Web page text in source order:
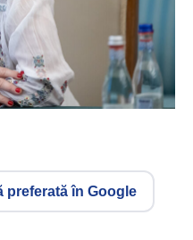
preferată în Google